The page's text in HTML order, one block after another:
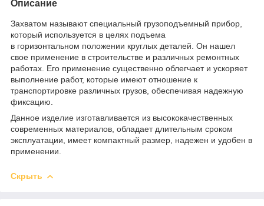
Описание
Захватом называют специальный грузоподъемный прибор,
который используется в целях подъема
в горизонтальном положении круглых деталей. Он нашел
свое применение в строительстве и различных ремонтных
работах. Его применение существенно облегчает и ускоряет
выполнение работ, которые имеют отношение к
транспортировке различных грузов, обеспечивая надежную
фиксацию.
Данное изделие изготавливается из высококачественных
современных материалов, обладает длительным сроком
эксплуатации, имеет компактный размер, надежен и удобен в
применении.
Скрыть